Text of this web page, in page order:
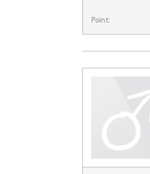
Point: